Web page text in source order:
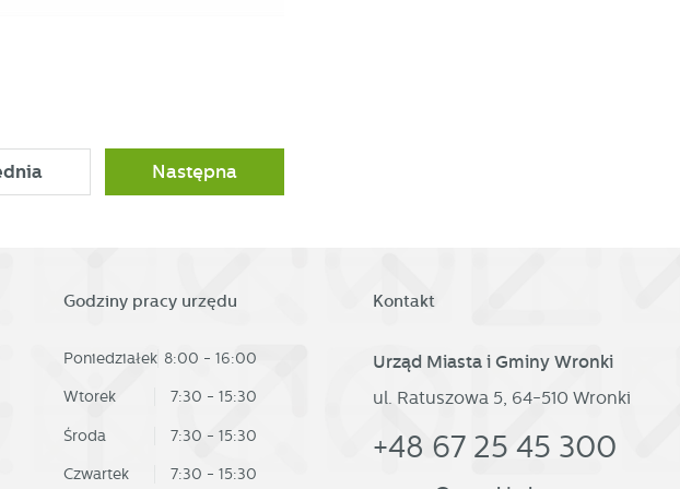
Następna
Godziny pracy urzędu
Poniedziałek 8:00 - 16:00
Wtorek 7:30 - 15:30
Środa 7:30 - 15:30
Czwartek 7:30 - 15:30
Kontakt
Urząd Miasta i Gminy Wronki
ul. Ratuszowa 5, 64-510 Wronki
+48 67 25 45 300